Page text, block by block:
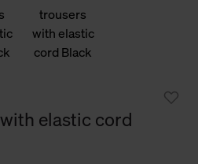
elastic cord